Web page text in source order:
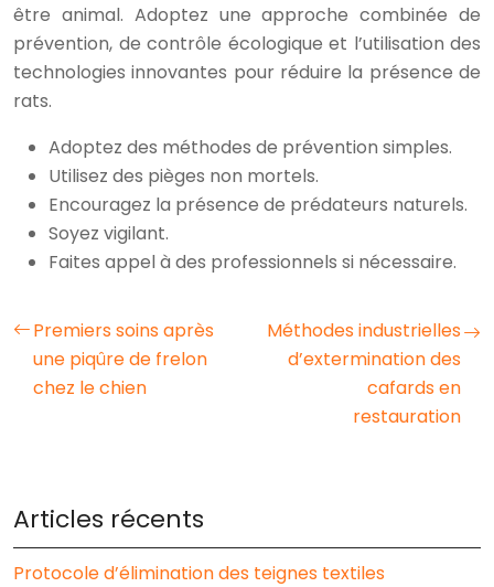
être animal. Adoptez une approche combinée de
prévention, de contrôle écologique et l’utilisation des
technologies innovantes pour réduire la présence de
rats.
Adoptez des méthodes de prévention simples.
Utilisez des pièges non mortels.
Encouragez la présence de prédateurs naturels.
Soyez vigilant.
Faites appel à des professionnels si nécessaire.
Premiers soins après
une piqûre de frelon
chez le chien
Méthodes industrielles
d’extermination des
cafards en
restauration
Articles récents
Protocole d’élimination des teignes textiles